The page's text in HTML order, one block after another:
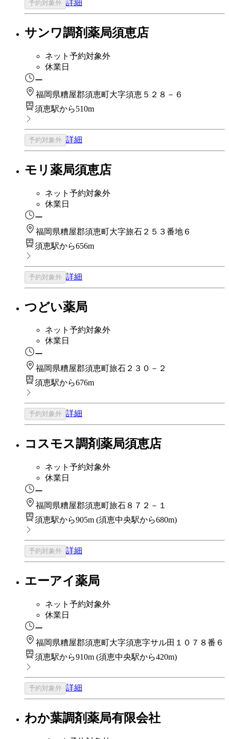
予約対象外 詳細
サンワ調剤薬局須恵店
ネット予約対象外
休業日
ー
福岡県糟屋郡須恵町大字須恵５２８－６
須恵駅から510m
予約対象外 詳細
モリ薬局須恵店
ネット予約対象外
休業日
ー
福岡県糟屋郡須恵町大字旅石２５３番地６
須恵駅から656m
予約対象外 詳細
つどい薬局
ネット予約対象外
休業日
ー
福岡県糟屋郡須恵町旅石２３０－２
須恵駅から676m
予約対象外 詳細
コスモス調剤薬局須恵店
ネット予約対象外
休業日
ー
福岡県糟屋郡須恵町旅石８７２－１
須恵駅から905m (須恵中央駅から680m)
予約対象外 詳細
エーアイ薬局
ネット予約対象外
休業日
ー
福岡県糟屋郡須恵町大字須恵字サル田１０７８番６
須恵駅から910m (須恵中央駅から420m)
予約対象外 詳細
わか葉調剤薬局有限会社